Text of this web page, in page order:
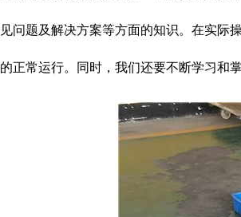
见问题及解决方案等方面的知识。在实际
的正常运行。同时，我们还要不断学习和